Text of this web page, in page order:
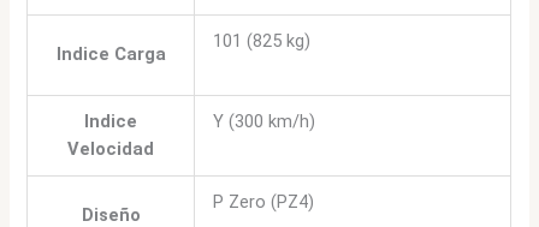
Indice Carga
101 (825 kg)
Indice
Velocidad
Y (300 km/h)
Diseño
P Zero (PZ4)